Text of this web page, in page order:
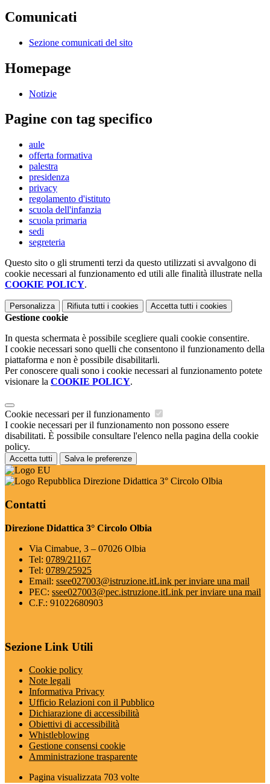
Comunicati
Sezione comunicati del sito
Homepage
Notizie
Pagine con tag specifico
aule
offerta formativa
palestra
presidenza
privacy
regolamento d'istituto
scuola dell'infanzia
scuola primaria
sedi
segreteria
Questo sito o gli strumenti terzi da questo utilizzati si avvalgono di
cookie necessari al funzionamento ed utili alle finalità illustrate nella
COOKIE POLICY.
Personalizza Rifiuta tutti i cookies Accetta tutti i cookies
Gestione cookie
In questa schermata è possibile scegliere quali cookie consentire.
I cookie necessari sono quelli che consentono il funzionamento della
piattaforma e non è possibile disabilitarli.
Per conoscere quali sono i cookie necessari al funzionamento potete
visionare la COOKIE POLICY.
Cookie necessari per il funzionamento
I cookie necessari per il funzionamento non possono essere
disabilitati. È possibile consultare l'elenco nella pagina della cookie
policy.
Accetta tutti Salva le preferenze
Direzione Didattica 3° Circolo Olbia
Contatti
Direzione Didattica 3° Circolo Olbia
Via Cimabue, 3 – 07026 Olbia
Tel: 0789/21167
Tel: 0789/25925
Email: ssee027003@istruzione.itLink per inviare una mail
PEC: ssee027003@pec.istruzione.itLink per inviare una mail
C.F.: 91022680903
Sezione Link Utili
Cookie policy
Note legali
Informativa Privacy
Ufficio Relazioni con il Pubblico
Dichiarazione di accessibilità
Obiettivi di accessibilità
Whistleblowing
Gestione consensi cookie
Amministrazione trasparente
Pagina visualizzata 703 volte